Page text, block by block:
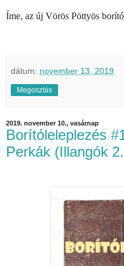
Íme, az új Vörös Pöttyös
dátum: november 13, 2019
Megosztás
2019. november 10., vasárnap
Borítóleleplezés
Perkák (Illangók